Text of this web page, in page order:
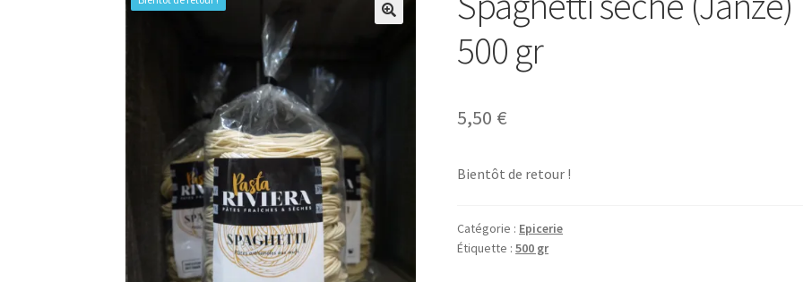
500 gr
5,50 €
Bientôt de retour !
Catégorie : Epicerie
Étiquette :500 gr